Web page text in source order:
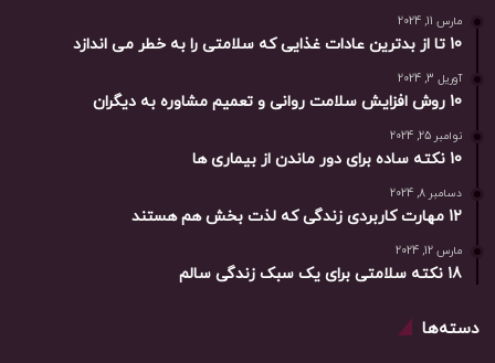
مارس 11, 2024
10 تا از بدترین عادات غذایی که سلامتی را به خطر می اندازد
آوریل 3, 2024
10 روش افزایش سلامت روانی و تعمیم مشاوره به دیگران
نوامبر 25, 2024
10 نکته ساده برای دور ماندن از بیماری ها
دسامبر 8, 2024
12 مهارت کاربردی زندگی که لذت بخش هم هستند
مارس 12, 2024
18 نکته سلامتی برای یک سبک زندگی سالم
دسته‌ها